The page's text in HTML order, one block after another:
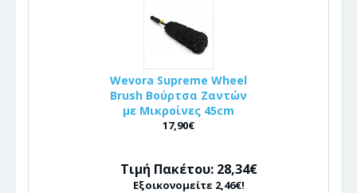
Wevora Supreme Wheel
Brush Βούρτσα Ζαντών
με Μικροίνες 45cm
17,90€
Τιμή Πακέτου: 28,34€
Εξοικονομείτε 2,46€!